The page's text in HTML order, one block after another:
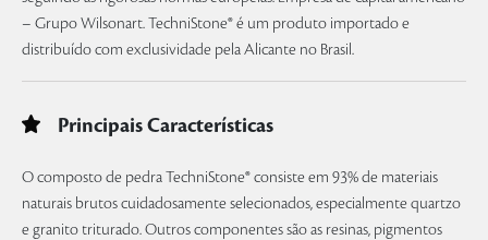
– Grupo Wilsonart. TechniStone® é um produto importado e
distribuído com exclusividade pela Alicante no Brasil.
Principais Características
O composto de pedra TechniStone® consiste em 93% de materiais
naturais brutos cuidadosamente selecionados, especialmente quartzo
e granito triturado. Outros componentes são as resinas, pigmentos